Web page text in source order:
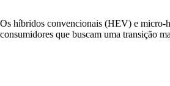
Os híbridos convencionais (HEV) e micro-
consumidores que buscam uma transição